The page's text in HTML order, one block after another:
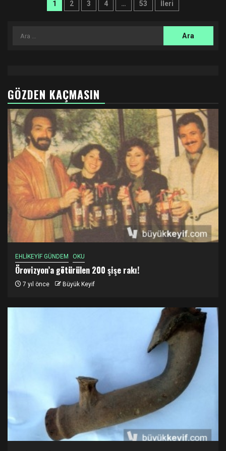
sayfalandırması
1 2 3 4 … 53 İleri
Arama:
GÖZDEN KAÇMASIN
EHLİKEYİF GÜNDEM OKU
Örovizyon’a götürülen 200 şişe rakı!
7 yıl önce Büyük Keyif